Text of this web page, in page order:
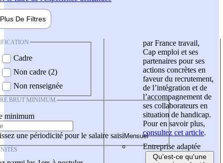
Plus De Filtres
Cadre
Non cadre (2)
Non renseignée
BRUT MINIMUM
minimum
une périodicité pour le salaire saisi
par France travail,
Cap emploi et ses
partenaires pour ses
actions concrètes en
faveur du recrutement,
de l’intégration et de
l’accompagnement de
ses collaborateurs en
situation de handicap.
Pour en savoir plus,
consultez cet article.
Entreprise adaptée
Qu'est-ce qu'une